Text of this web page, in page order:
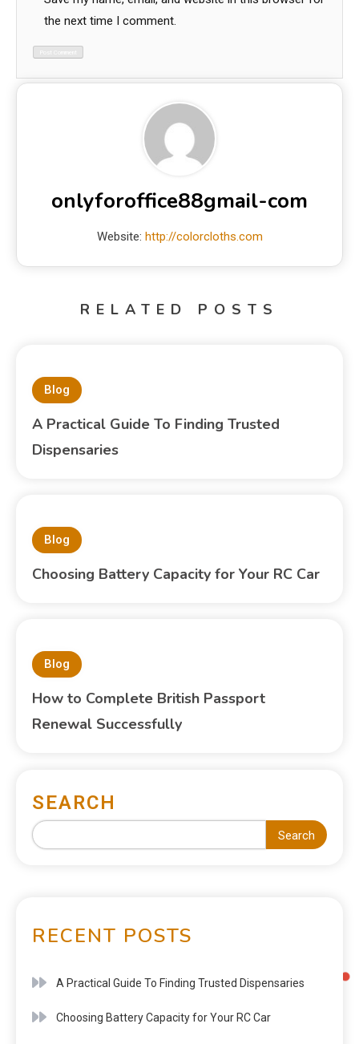
the next time I comment.
onlyforoffice88gmail-com
Website: http://colorcloths.com
RELATED POSTS
Blog
A Practical Guide To Finding Trusted
Dispensaries
Blog
Choosing Battery Capacity for Your RC Car
Blog
How to Complete British Passport
Renewal Successfully
SEARCH
Search
RECENT POSTS
A Practical Guide To Finding Trusted Dispensaries
Choosing Battery Capacity for Your RC Car